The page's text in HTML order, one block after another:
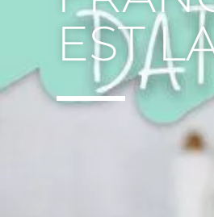
EST